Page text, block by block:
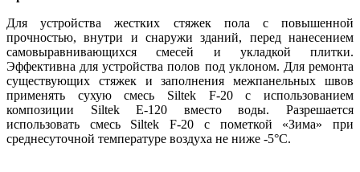
Для устройства жестких стяжек пола с повышенной
прочностью, внутри и снаружи зданий, перед нанесением
самовыравнивающихся смесей и укладкой плитки.
Эффективна для устройства полов под уклоном. Для ремонта
существующих стяжек и заполнения межпанельных швов
применять сухую смесь Siltek F-20 с использованием
композиции Siltek Е-120 вместо воды. Разрешается
использовать смесь Siltek F-20 с пометкой «Зима» при
среднесуточной температуре воздуха не ниже -5°С.